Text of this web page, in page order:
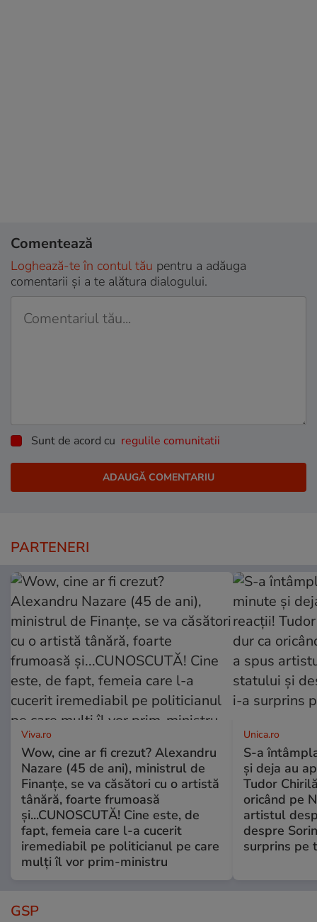
Comentează
Loghează-te în contul tău pentru a adăuga
comentarii și a te alătura dialogului.
Sunt de acord cu regulile comunitatii
PARTENERI
Viva.ro
Wow, cine ar fi crezut? Alexandru
Nazare (45 de ani), ministrul de
Finanțe, se va căsători cu o artistă
tânără, foarte frumoasă
și...CUNOSCUTĂ! Cine este, de
fapt, femeia care l-a cucerit
iremediabil pe politicianul pe care
mulți îl vor prim-ministru
Unica.ro
S-a
și deja au
Tudor
oricând pe
artistul
despre
surprins pe
GSP